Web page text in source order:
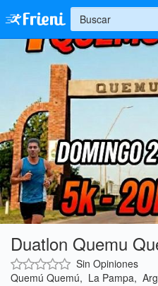
Ingresar
Inicio
Ayuda
Duatlon Quemu
Sin Opiniones
Quemú Quemú, La Pampa,